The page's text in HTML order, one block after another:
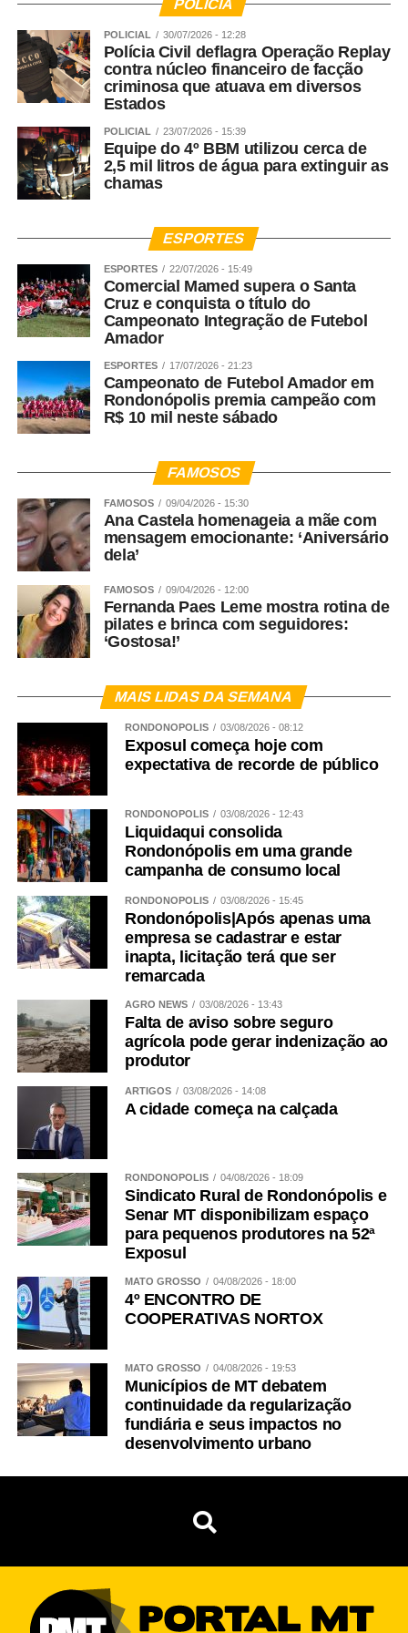
é investir no desenvolvimento humano e no futuro da
sociedade.
WhatsApp
Facebook
TwitterMessenger
POLÍCIA
POLICIAL 30/07/2026 - 12:28
Polícia Civil deflagra Operação Replay
contra núcleo financeiro de facção
criminosa que atuava em diversos
Estados
POLICIAL 23/07/2026 - 15:39
Equipe do 4º BBM utilizou cerca de
2,5 mil litros de água para extinguir as
chamas
ESPORTES
ESPORTES 22/07/2026 - 15:49
Comercial Mamed supera o Santa
Cruz e conquista o título do
Campeonato Integração de Futebol
Amador
ESPORTES 17/07/2026 - 21:23
Campeonato de Futebol Amador em
Rondonópolis premia campeão com
R$ 10 mil neste sábado
FAMOSOS
FAMOSOS 09/04/2026 - 15:30
Ana Castela homenageia a mãe com
mensagem emocionante: ‘Aniversário
dela’
FAMOSOS 09/04/2026 - 12:00
Fernanda Paes Leme mostra rotina de
pilates e brinca com seguidores:
‘Gostosa!’
MAIS LIDAS DA SEMANA
RONDONÓPOLIS 03/08/2026 - 08:12
Exposul começa hoje com
expectativa de recorde de público
RONDONÓPOLIS 03/08/2026 - 12:43
Liquidaqui consolida
Rondonópolis em uma grande
campanha de consumo local
RONDONÓPOLIS 03/08/2026 - 15:45
Rondonópolis|Após apenas uma
empresa se cadastrar e estar
inapta, licitação terá que ser
remarcada
AGRO NEWS 03/08/2026 - 13:43
Falta de aviso sobre seguro
agrícola pode gerar indenização ao
produtor
ARTIGOS 03/08/2026 - 14:08
A cidade começa na calçada
RONDONÓPOLIS 04/08/2026 - 18:09
Sindicato Rural de Rondonópolis e
Senar MT disponibilizam espaço
para pequenos produtores na 52ª
Exposul
MATO GROSSO 04/08/2026 - 18:00
4º ENCONTRO DE
COOPERATIVAS NORTOX
MATO GROSSO 04/08/2026 - 19:53
Municípios de MT debatem
continuidade da regularização
fundiária e seus impactos no
desenvolvimento urbano